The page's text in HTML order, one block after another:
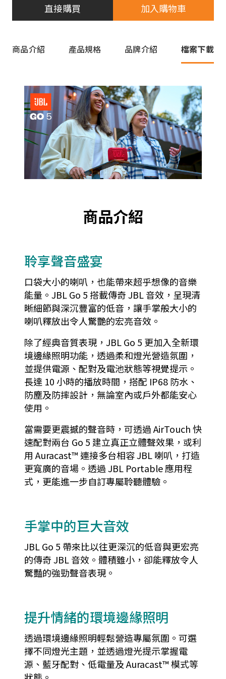
直接購買 加入購物車
商品介紹 產品規格 品牌介紹 檔案下載
商品介紹
聆享聲音盛宴
口袋大小的喇叭，也能帶來超乎想像的音樂
能量。JBL Go 5 搭載傳奇 JBL 音效，呈現清
晰細節與深沉豐富的低音，讓手掌般大小的
喇叭釋放出令人驚艷的宏亮音效。
除了經典音質表現，JBL Go 5 更加入全新環
境邊緣照明功能，透過柔和燈光營造氛圍，
並提供電源、配對及電池狀態等視覺提示。
長達 10 小時的播放時間，搭配 IP68 防水、
防塵及防摔設計，無論室內或戶外都能安心
使用。
當需要更震撼的聲音時，可透過 AirTouch 快
速配對兩台 Go 5 建立真正立體聲效果，或利
用 Auracast™ 連接多台相容 JBL 喇叭，打造
更寬廣的音場。透過 JBL Portable 應用程
式，更能進一步自訂專屬聆聽體驗。
手掌中的巨大音效
JBL Go 5 帶來比以往更深沉的低音與更宏亮
的傳奇 JBL 音效。體積雖小，卻能釋放令人
驚豔的強勁聲音表現。
提升情緒的環境邊緣照明
透過環境邊緣照明輕鬆營造專屬氛圍。可選
擇不同燈光主題，並透過燈光提示掌握電
源、藍牙配對、低電量及 Auracast™ 模式等